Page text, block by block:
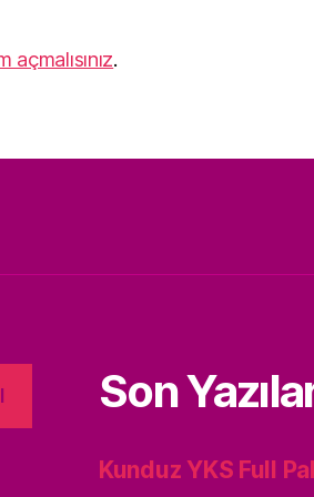
açmalısınız.
Son
Kunduz YKS Full